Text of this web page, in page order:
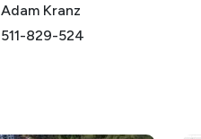
Adam Kranz
511-829-524